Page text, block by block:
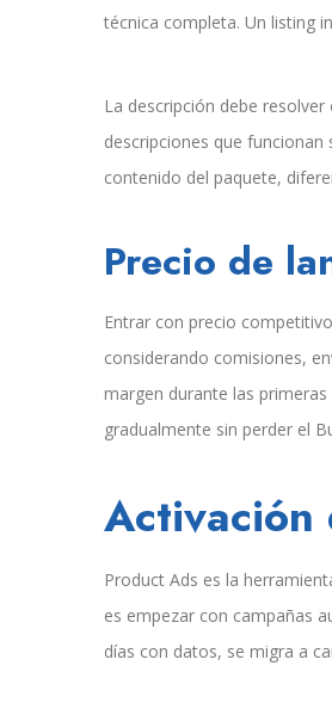
técnica completa. Un listing
La descripción debe
descripciones que
contenido del paquete,
Precio de
Entrar con precio
considerando comisiones,
margen durante las
gradualmente sin perder el
Activación
Product Ads es la
es empezar con campañas
días con datos, se migra a